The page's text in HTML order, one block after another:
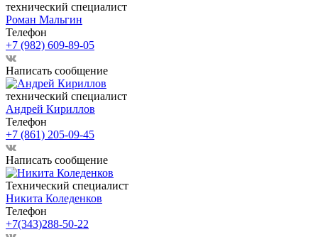
технический специалист
Роман Мальгин
Телефон
+7 (982) 609-89-05
Написать сообщение
технический специалист
Андрей Кириллов
Телефон
+7 (861) 205-09-45
Написать сообщение
Технический специалист
Никита Коледенков
Телефон
+7(343)288-50-22